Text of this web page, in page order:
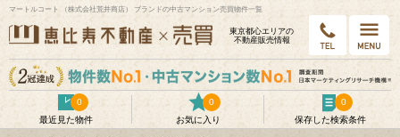
マートルコート （株式会社荒井商店） ブランドの中古マンション売買物件一覧
東京都⼼エリアの
不動産販売情報
最近見た物件
0
お気に入り
0
保存した検索条件
0